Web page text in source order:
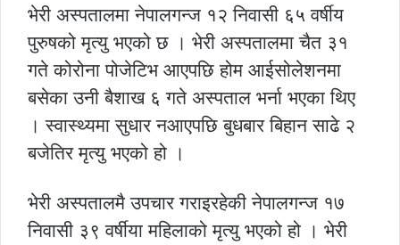
भेरी अस्पतालमा नेपालगन्ज १२ निवासी ६५ वर्षीय
पुरुषको मृत्यु भएको छ । भेरी अस्पतालमा चैत ३१
गते कोरोना पोजेटिभ आएपछि होम आईसोलेशनमा
बसेका उनी बैशाख ६ गते अस्पताल भर्ना भएका थिए
। स्वास्थ्यमा सुधार नआएपछि बुधबार बिहान साढे २
बजेतिर मृत्यु भएको हो ।
भेरी अस्पतालमै उपचार गराइरहेकी नेपालगन्ज १७
निवासी ३९ वर्षीया महिलाको मृत्यु भएको हो । भेरी